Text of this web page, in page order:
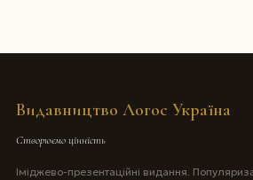
Видавництво Логос Україна
Створюємо цінність
Іміджево-презентаційні видання.